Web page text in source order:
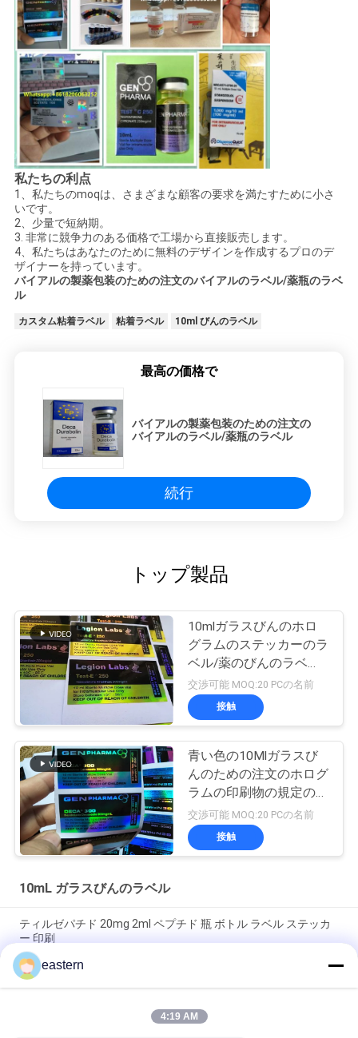
PRIVACY
POLICY
私たちの利点
1、私たちのmoqは、さまざまな顧客の要求を満たすために小さ
いです。
2、少量で短納期。
3. 非常に競争力のある価格で工場から直接販売します。
4、私たちはあなたのために無料のデザインを作成するプロのデ
ザイナーを持っています。
バイアルの製薬包装のための注文のバイアルのラベル/薬瓶のラベ
ル
カスタム粘着ラベル 粘着ラベル 10ml びんのラベル
最高の価格で
バイアルの製薬包装のための注文の
バイアルのラベル/薬瓶のラベル
続行
トップ製品
10mlガラスびんのホロ
グラムのステッカーのラ
ベル/薬のびんのラベル
のレーザープリンターに
よる印刷
交渉可能 MOQ:20 PCの名前
接触
青い色の10Mlガラスび
んのための注文のホログ
ラムの印刷物の規定のび
んのラベル
交渉可能 MOQ:20 PCの名前
接触
10mL ガラスびんのラベル
ティルゼパチド 20mg 2ml ペプチド 瓶 ボトル ラベル ステッカ
ー 印刷
GHRP6 5MG 2 mL ボトルラベル ステッカー印刷 ペプチドパウダ
ーラベル用
GHRP6 5MG 2 mL ボトルラベル ステッカー印刷 ペプチドパウダ
eastern
4:19 AM